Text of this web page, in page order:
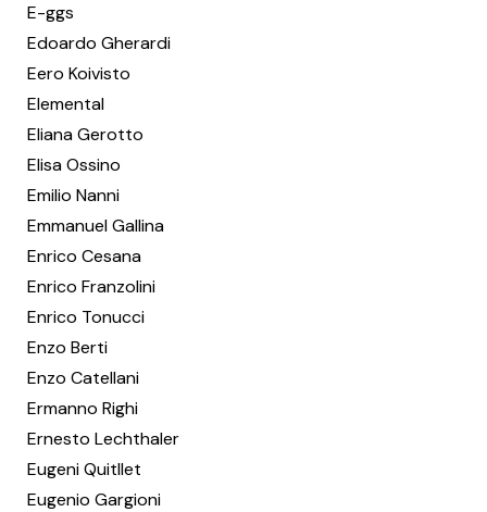
E-ggs
Edoardo Gherardi
Eero Koivisto
Elemental
Eliana Gerotto
Elisa Ossino
Emilio Nanni
Emmanuel Gallina
Enrico Cesana
Enrico Franzolini
Enrico Tonucci
Enzo Berti
Enzo Catellani
Ermanno Righi
Ernesto Lechthaler
Eugeni Quitllet
Eugenio Gargioni